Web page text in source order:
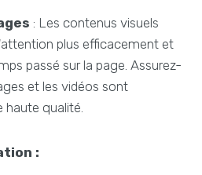
: Les contenus visuels
plus efficacement et
passé sur la page. Assurez-
et les vidéos sont
haute qualité.
: